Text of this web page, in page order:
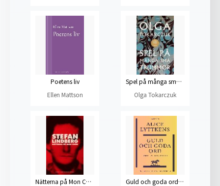
Poetens liv
Ellen Mattson
Spel på många små trummor
Olga Tokarczuk
Nätterna på Mon Chéri
Guld och goda ord : En borgerlig släkts historia